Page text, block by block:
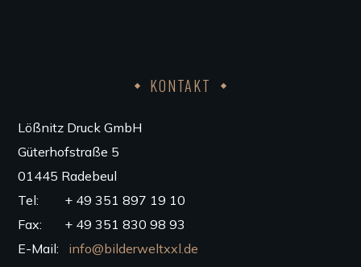
KONTAKT
Lößnitz Druck GmbH
Güterhofstraße 5
01445 Radebeul
Tel: + 49 351 897 19 10
Fax: + 49 351 830 98 93
E-Mail: info@bilderweltxxl.de